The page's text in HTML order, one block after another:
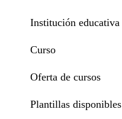
Institución educativa
Curso
Oferta de cursos
Plantillas disponibles